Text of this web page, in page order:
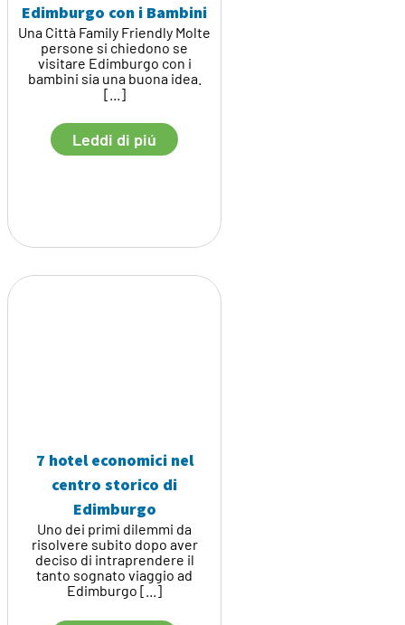
Edimburgo con i Bambini
Una Città Family Friendly Molte
persone si chiedono se
visitare Edimburgo con i
bambini sia una buona idea.
[...]
Leddi di piú
7 hotel economici nel
centro storico di
Edimburgo
Uno dei primi dilemmi da
risolvere subito dopo aver
deciso di intraprendere il
tanto sognato viaggio ad
Edimburgo [...]